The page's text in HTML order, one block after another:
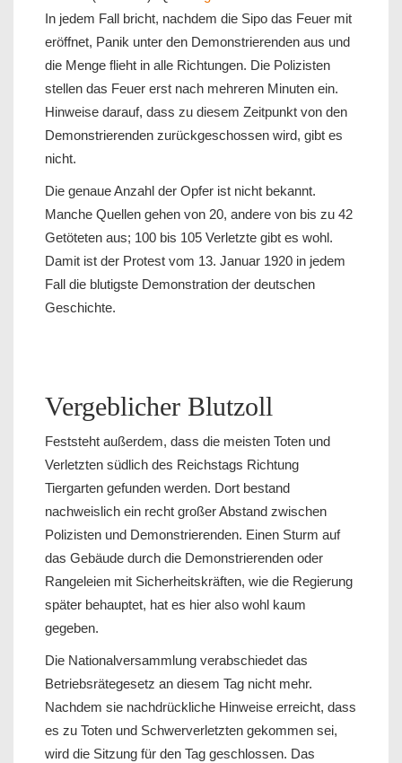
In jedem Fall bricht, nachdem die Sipo das Feuer mit
eröffnet, Panik unter den Demonstrierenden aus und
die Menge flieht in alle Richtungen. Die Polizisten
stellen das Feuer erst nach mehreren Minuten ein.
Hinweise darauf, dass zu diesem Zeitpunkt von den
Demonstrierenden zurückgeschossen wird, gibt es
nicht.
Die genaue Anzahl der Opfer ist nicht bekannt.
Manche Quellen gehen von 20, andere von bis zu 42
Getöteten aus; 100 bis 105 Verletzte gibt es wohl.
Damit ist der Protest vom 13. Januar 1920 in jedem
Fall die blutigste Demonstration der deutschen
Geschichte.
Vergeblicher Blutzoll
Feststeht außerdem, dass die meisten Toten und
Verletzten südlich des Reichstags Richtung
Tiergarten gefunden werden. Dort bestand
nachweislich ein recht großer Abstand zwischen
Polizisten und Demonstrierenden. Einen Sturm auf
das Gebäude durch die Demonstrierenden oder
Rangeleien mit Sicherheitskräften, wie die Regierung
später behauptet, hat es hier also wohl kaum
gegeben.
Die Nationalversammlung verabschiedet das
Betriebsrätegesetz an diesem Tag nicht mehr.
Nachdem sie nachdrückliche Hinweise erreicht, dass
es zu Toten und Schwerverletzten gekommen sei,
wird die Sitzung für den Tag geschlossen. Das